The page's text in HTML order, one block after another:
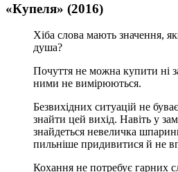
«Купеля» (2016)
Хіба слова мають значення,
душа?
Почуття не можна купити ні
ними не вимірюються.
Безвихідних ситуацій не
знайти цей вихід. Навіть у
знайдеться невеличка
пильніше придивитися й не
Кохання не потребує гарних